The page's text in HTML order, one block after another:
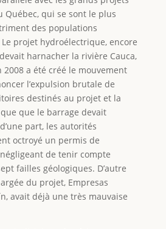
Québec, qui se sont le plus
des populations
Le projet hydroélectrique, encore
harnacher la rivière Cauca,
2008 a été créé le mouvement
l’expulsion brutale de
destinés au projet et la
que le barrage devait
part, les autorités
octroyé un permis de
de tenir compte
failles géologiques. D’autre
du projet, Empresas
avait déjà une très mauvaise